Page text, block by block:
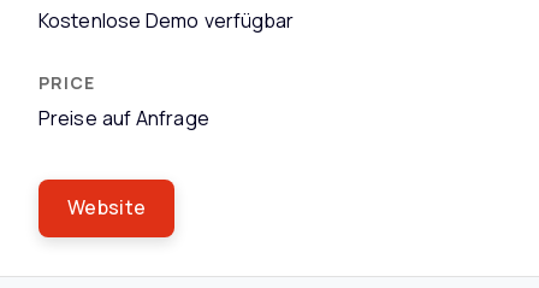
Kostenlose Demo verfügbar
Preise auf Anfrage
Website